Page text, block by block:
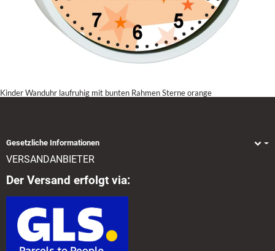
Kinder Wanduhr laufruhig mit bunten Rahmen Sterne orange
Gesetzliche Informationen
VERSANDANBIETER
Der Versand erfolgt via: